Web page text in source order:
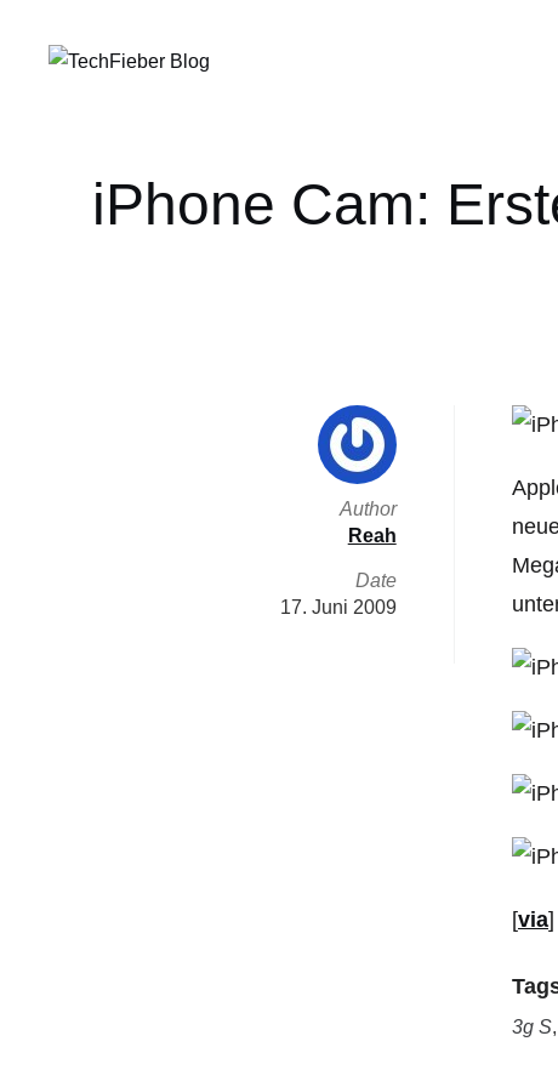
iPhone Cam:
[via]
3g S,
Author
Reah
Date
17. Juni 2009